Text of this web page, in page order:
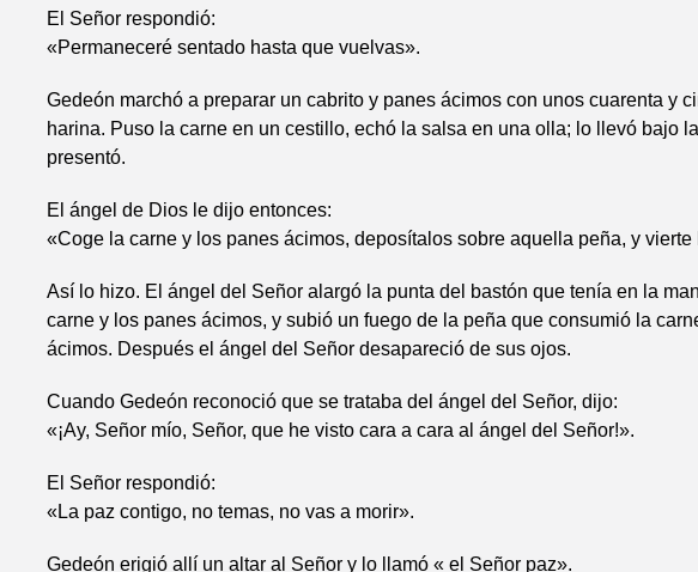
El Señor respondió:
«Permaneceré sentado hasta que vuelvas».
Gedeón marchó a preparar un cabrito y panes ácimos con unos cuarenta y
harina. Puso la carne en un cestillo, echó la salsa en una olla; lo llevó bajo
presentó.
El ángel de Dios le dijo entonces:
«Coge la carne y los panes ácimos, deposítalos sobre aquella peña, y vierte
Así lo hizo. El ángel del Señor alargó la punta del bastón que tenía en la
carne y los panes ácimos, y subió un fuego de la peña que consumió la
ácimos. Después el ángel del Señor desapareció de sus ojos.
Cuando Gedeón reconoció que se trataba del ángel del Señor, dijo:
«¡Ay, Señor mío, Señor, que he visto cara a cara al ángel del Señor!».
El Señor respondió:
«La paz contigo, no temas, no vas a morir».
Gedeón erigió allí un altar al Señor y lo llamó « el Señor paz».